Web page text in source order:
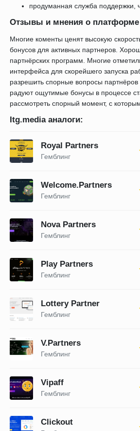
продуманная служба поддержки,
Отзывы и мнения о платформе
Многие коменты ценят высокую
бонусов для активных партнеров.
партнёрских программ. Многие
интерфейса для скорейшего запуска
разрешить спорные вопросы
радуют ощутимые бонусы в процессе
рассмотреть спорный момент, с
Itg.media аналоги:
Royal Partners
Гемблинг
Welcome.Partners
Гемблинг
Nova Partners
Гемблинг
Play Partners
Гемблинг
Lottery Partner
Гемблинг
V.Partners
Гемблинг
Vipaff
Гемблинг
Clickout